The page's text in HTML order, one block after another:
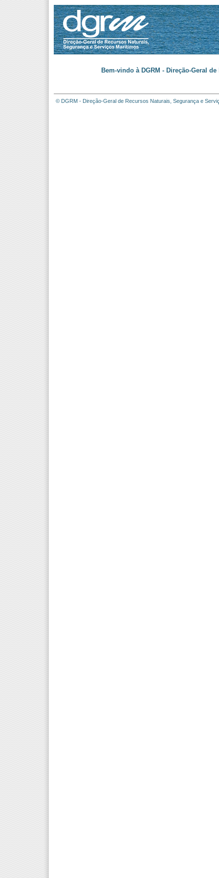
Bem-vindo à DGRM - Direção-Geral
© DGRM - Direção-Geral de Recursos Naturais, Segurança e